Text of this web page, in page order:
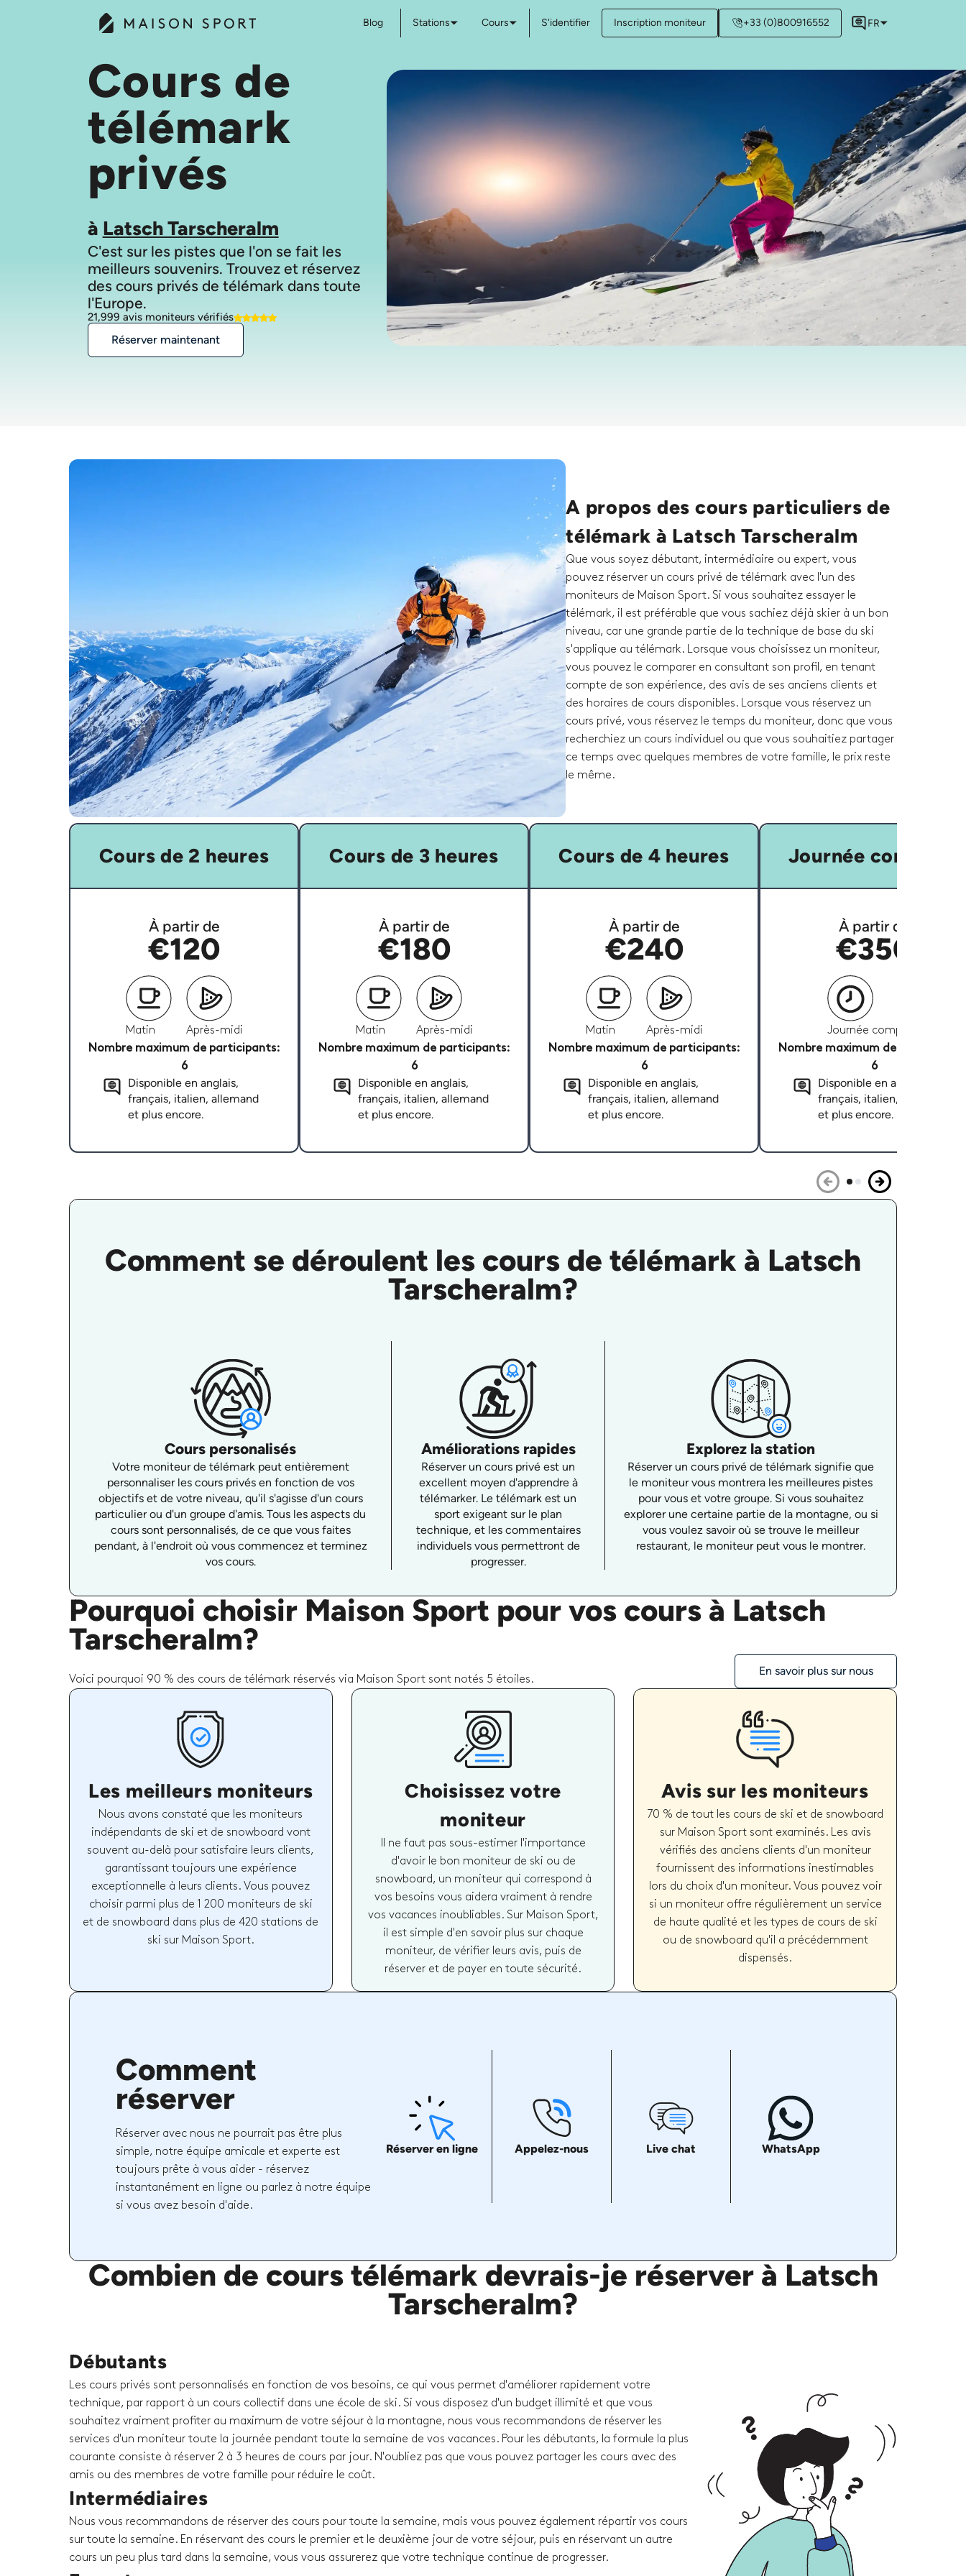
Blog Stations Cours S'identifier Inscription moniteur +33 (0)800916552 FR
Cours de
télémark
privés
à Latsch Tarscheralm
C'est sur les pistes que l'on se fait les
meilleurs souvenirs. Trouvez et réservez
des cours privés de télémark dans toute
21,999 avis moniteurs vérifiés
Réserver maintenant
A propos des cours particuliers de
télémark à Latsch Tarscheralm
Que vous soyez débutant, intermédiaire ou expert, vous
pouvez réserver un cours privé de télémark avec l'un des
moniteurs de Maison Sport. Si vous souhaitez essayer le
télémark, il est préférable que vous sachiez déjà skier à un bon
niveau, car une grande partie de la technique de base du ski
s'applique au télémark. Lorsque vous choisissez un moniteur,
vous pouvez le comparer en consultant son profil, en tenant
compte de son expérience, des avis de ses anciens clients et
des horaires de cours disponibles. Lorsque vous réservez un
cours privé, vous réservez le temps du moniteur, donc que vous
recherchiez un cours individuel ou que vous souhaitiez partager
ce temps avec quelques membres de votre famille, le prix reste
le même.
Cours de 2 heures
À partir de
€120
Matin
Après-midi
Nombre maximum de participants:
6
Disponible en anglais,
français, italien, allemand
et plus encore.
Cours de 3 heures
À partir de
€180
Matin
Après-midi
Nombre maximum de participants:
6
Disponible en anglais,
français, italien, allemand
et plus encore.
Cours de 4 heures
À partir de
€240
Matin
Après-midi
Nombre maximum de participants:
6
Disponible en anglais,
français, italien, allemand
et plus encore.
Journée complète
À partir de
€350
Journée complète
Nombre maximum de
6
Disponible en anglais,
français, italien, allemand
et plus encore.
Comment se déroulent les cours de télémark à Latsch
Tarscheralm?
Cours personalisés
Votre moniteur de télémark peut entièrement
personnaliser les cours privés en fonction de vos
objectifs et de votre niveau, qu'il s'agisse d'un cours
particulier ou d'un groupe d'amis. Tous les aspects du
cours sont personnalisés, de ce que vous faites
pendant, à l'endroit où vous commencez et terminez
vos cours.
Améliorations rapides
Réserver un cours privé est un
excellent moyen d'apprendre à
télémarker. Le télémark est un
sport exigeant sur le plan
technique, et les commentaires
individuels vous permettront de
progresser.
Explorez la station
Réserver un cours privé de télémark signifie que
le moniteur vous montrera les meilleures pistes
pour vous et votre groupe. Si vous souhaitez
explorer une certaine partie de la montagne, ou si
vous voulez savoir où se trouve le meilleur
restaurant, le moniteur peut vous le montrer.
Pourquoi choisir Maison Sport pour vos cours à Latsch
Tarscheralm?
Voici pourquoi 90 % des cours de télémark réservés via Maison Sport sont notés 5 étoiles.
En savoir plus sur nous
Les meilleurs moniteurs
Nous avons constaté que les moniteurs
indépendants de ski et de snowboard vont
souvent au-delà pour satisfaire leurs clients,
garantissant toujours une expérience
exceptionnelle à leurs clients. Vous pouvez
choisir parmi plus de 1 200 moniteurs de ski
et de snowboard dans plus de 420 stations de
ski sur Maison Sport.
Choisissez votre
moniteur
Il ne faut pas sous-estimer l'importance
d'avoir le bon moniteur de ski ou de
snowboard, un moniteur qui correspond à
vos besoins vous aidera vraiment à rendre
vos vacances inoubliables. Sur Maison Sport,
il est simple d'en savoir plus sur chaque
moniteur, de vérifier leurs avis, puis de
réserver et de payer en toute sécurité.
Avis sur les moniteurs
70 % de tout les cours de ski et de snowboard
sur Maison Sport sont examinés. Les avis
vérifiés des anciens clients d'un moniteur
fournissent des informations inestimables
lors du choix d'un moniteur. Vous pouvez voir
si un moniteur offre régulièrement un service
de haute qualité et les types de cours de ski
ou de snowboard qu'il a précédemment
dispensés.
Comment
réserver
Réserver avec nous ne pourrait pas être plus
simple, notre équipe amicale et experte est
toujours prête à vous aider - réservez
instantanément en ligne ou parlez à notre équipe
si vous avez besoin d'aide.
Réserver en ligne Appelez-nous Live chat WhatsApp
Combien de cours télémark devrais-je réserver à Latsch
Tarscheralm?
Débutants
Les cours privés sont personnalisés en fonction de vos besoins, ce qui vous permet d'améliorer rapidement votre
technique, par rapport à un cours collectif dans une école de ski. Si vous disposez d'un budget illimité et que vous
souhaitez vraiment profiter au maximum de votre séjour à la montagne, nous vous recommandons de réserver les
services d'un moniteur toute la journée pendant toute la semaine de vos vacances. Pour les débutants, la formule la plus
courante consiste à réserver 2 à 3 heures de cours par jour. N'oubliez pas que vous pouvez partager les cours avec des
amis ou des membres de votre famille pour réduire le coût.
Intermédiaires
Nous vous recommandons de réserver des cours pour toute la semaine, mais vous pouvez également répartir vos cours
sur toute la semaine. En réservant des cours le premier et le deuxième jour de votre séjour, puis en réservant un autre
cours un peu plus tard dans la semaine, vous vous assurerez que votre technique continue de progresser.